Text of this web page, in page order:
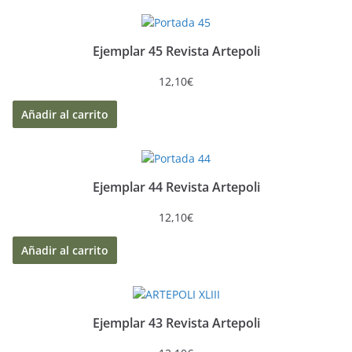
Ejemplar 45 Revista Artepoli
12,10€
Añadir al carrito
Ejemplar 44 Revista Artepoli
12,10€
Añadir al carrito
Ejemplar 43 Revista Artepoli